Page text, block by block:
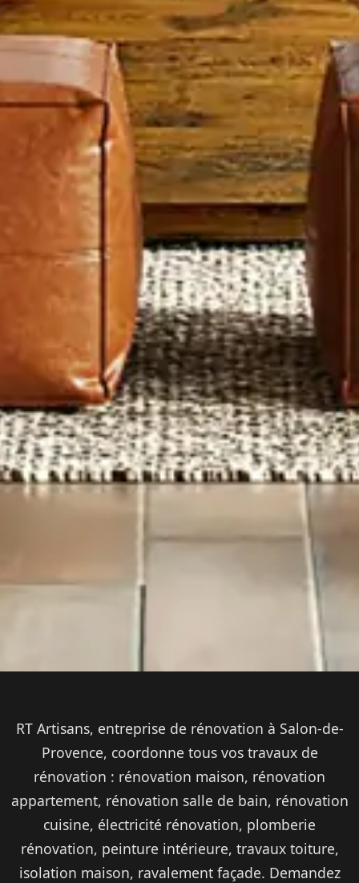
RT Artisans, entreprise de rénovation à Salon-de-
Provence, coordonne tous vos travaux de
rénovation : rénovation maison, rénovation
appartement, rénovation salle de bain, rénovation
cuisine, électricité rénovation, plomberie
rénovation, peinture intérieure, travaux toiture,
isolation maison, ravalement façade. Demandez